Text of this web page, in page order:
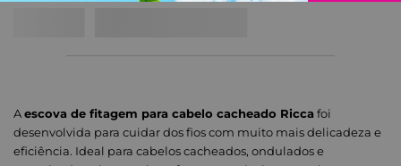
Aescova de fitagem para cabelo cacheado Ricca foi
desenvolvida para cuidar dos fios com muito mais delicadeza e
eficiência. Ideal para cabelos cacheados, ondulados e